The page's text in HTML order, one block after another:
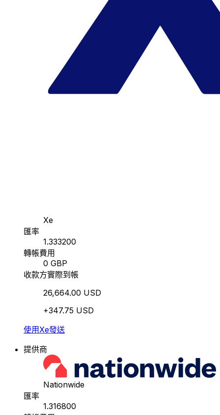
Xe
匯率
1.333200
轉帳費用
0 GBP
收款方實際到帳
26,664.00 USD
+347.75 USD
使用Xe發送
提供商
Nationwide
匯率
1.316800